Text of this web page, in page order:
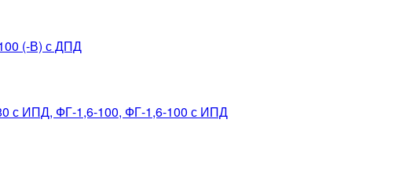
(-В) с ДПД
с ИПД, ФГ-1,6-100, ФГ-1,6-100 с ИПД